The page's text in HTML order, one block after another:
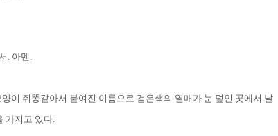
. 아멘 .
이 쥐똥같아서 붙여진 이름으로 검은색의 열매가 눈 덮인 곳에서 날
가지고 있다.